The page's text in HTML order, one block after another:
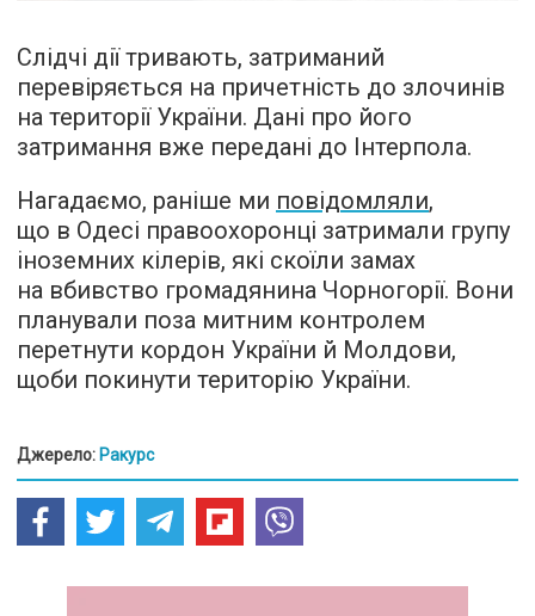
Слідчі дії тривають, затриманий
перевіряється на причетність до злочинів
на території України. Дані про його
затримання вже передані до Інтерпола.
Нагадаємо, раніше ми повідомляли,
що в Одесі правоохоронці затримали групу
іноземних кілерів, які скоїли замах
на вбивство громадянина Чорногорії. Вони
планували поза митним контролем
перетнути кордон України й Молдови,
щоби покинути територію України.
Джерело: Ракурс